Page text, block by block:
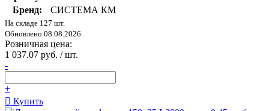
Бренд:
СИСТЕМА КМ
На складе 127 шт.
Обновлено 08.08.2026
Розничная цена:
1 037.07 руб. / шт.
-
+
Купить